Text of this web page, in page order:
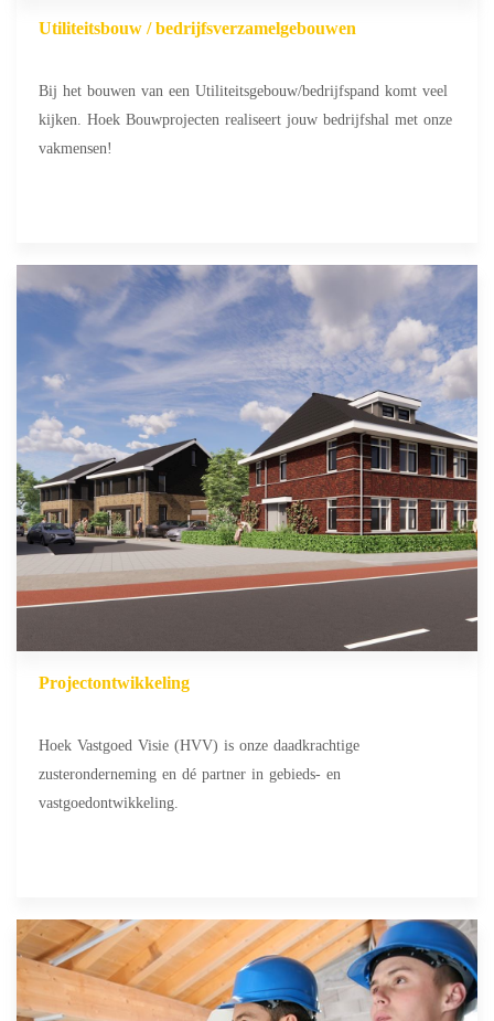
Utiliteitsbouw / bedrijfsverzamelgebouwen
Bij het bouwen van een Utiliteitsgebouw/bedrijfspand komt veel
kijken. Hoek Bouwprojecten realiseert jouw bedrijfshal met onze
vakmensen!
Projectontwikkeling
Hoek Vastgoed Visie (HVV) is onze daadkrachtige
zusteronderneming en dé partner in gebieds- en
vastgoedontwikkeling.